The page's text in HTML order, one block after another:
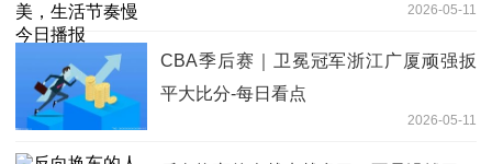
2026-05-11
CBA季后赛｜卫冕冠军浙江广厦顽强扳
平大比分-每日看点
2026-05-11